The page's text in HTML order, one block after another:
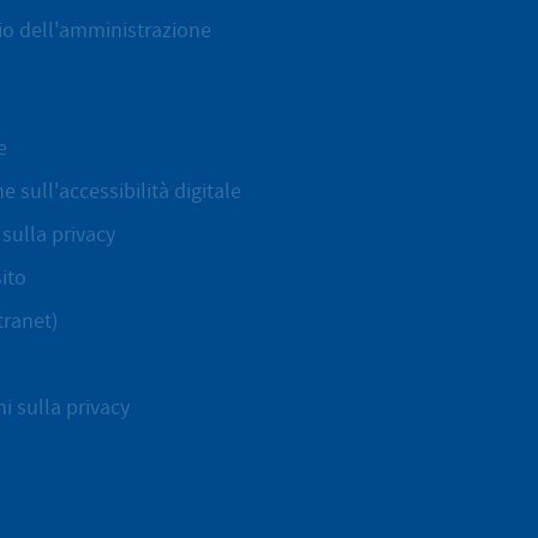
dell'amministrazione
sull'accessibilità digitale
privacy
sulla privacy